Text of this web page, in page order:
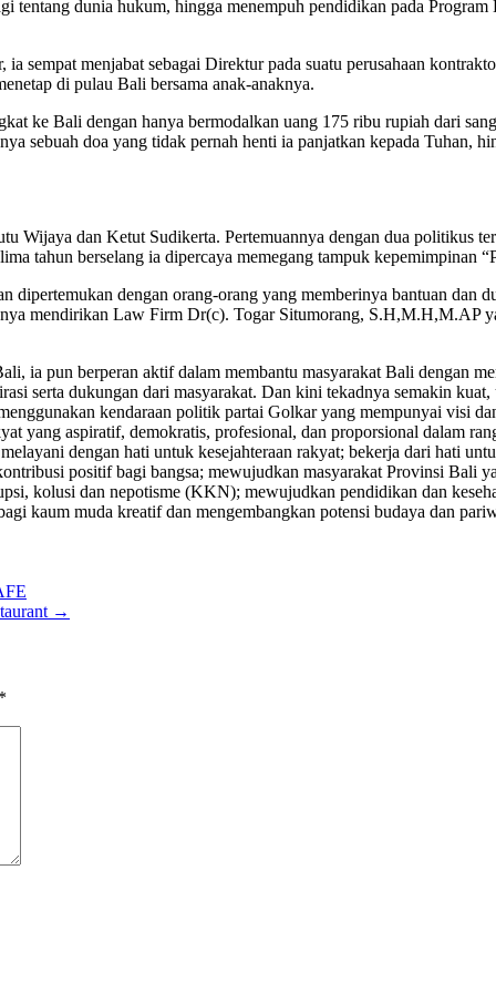
tentang dunia hukum, hingga menempuh pendidikan pada
sempat menjabat sebagai Direktur pada suatu perusahaan
di pulau Bali bersama anak-anaknya.
ke Bali dengan hanya bermodalkan uang 175 ribu rupiah dari
sebuah doa yang tidak pernah henti ia panjatkan kepada Tuhan,
Wijaya dan Ketut Sudikerta. Pertemuannya dengan dua politikus
tahun berselang ia dipercaya memegang tampuk kepemimpinan
dipertemukan dengan orang-orang yang memberinya bantuan
mendirikan Law Firm Dr(c). Togar Situmorang, S.H,M.H,M.AP
ia pun berperan aktif dalam membantu masyarakat Bali dengan
serta dukungan dari masyarakat. Dan kini tekadnya semakin
kendaraan politik partai Golkar yang mempunyai visi
yang aspiratif, demokratis, profesional, dan proporsional dalam
dengan hati untuk kesejahteraan rakyat; bekerja dari hati
positif bagi bangsa; mewujudkan masyarakat Provinsi Bali
kolusi dan nepotisme (KKN); mewujudkan pendidikan dan
kaum muda kreatif dan mengembangkan potensi budaya dan
→